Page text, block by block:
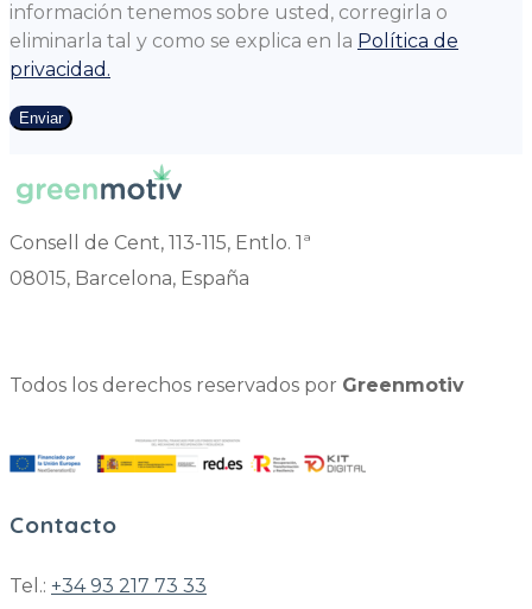
información tenemos sobre usted, corregirla o
eliminarla tal y como se explica en la Política de
privacidad.
Enviar
Consell de Cent, 113-115, Entlo. 1ª
08015, Barcelona, España
Todos los derechos reservados por Greenmotiv
Contacto
Tel.: +34 93 217 73 33